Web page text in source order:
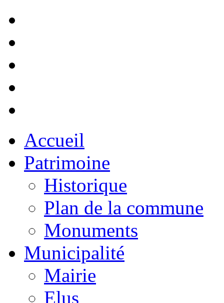
Accueil
Patrimoine
Historique
Plan de la commune
Monuments
Municipalité
Mairie
Elus